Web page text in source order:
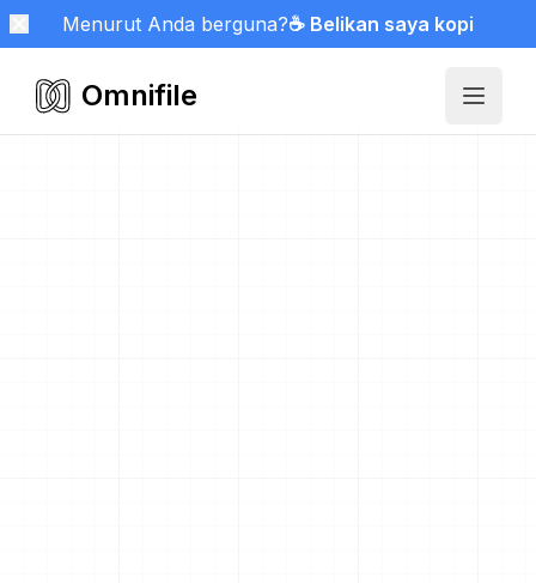
Menurut Anda berguna?☕ Belikan saya kopi
Omnifile